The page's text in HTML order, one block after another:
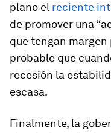
plano el reciente
de promover una
que tengan margen
probable que
recesión la
escasa.
Finalmente, la